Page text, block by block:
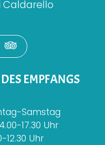
Caldarello
EMPFANGS
Samstag
17.30 Uhr
12.30 Uhr